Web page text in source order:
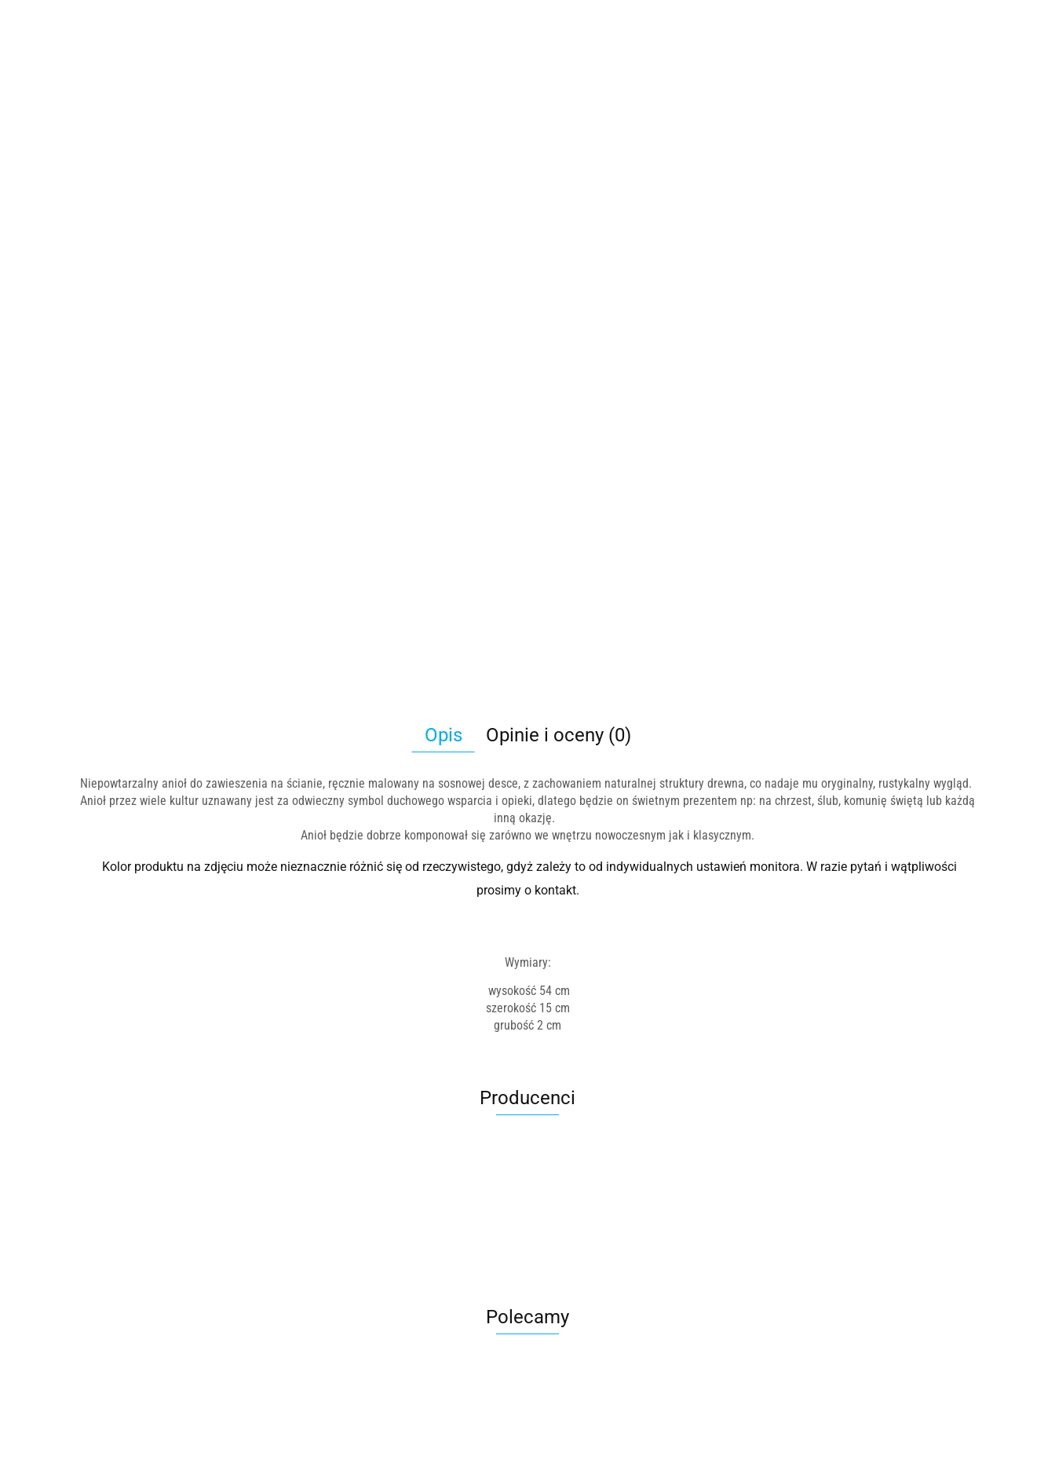
Opis Opinie i oceny (0)
Niepowtarzalny anioł do zawieszenia na ścianie, ręcznie malowany na sosnowej desce, z zachowaniem naturalnej struktury drewna, co nadaje mu oryginalny, rustykalny wygląd.
Anioł przez wiele kultur uznawany jest za odwieczny symbol duchowego wsparcia i opieki, dlatego będzie on świetnym prezentem np: na chrzest, ślub, komunię świętą lub każdą
inną okazję.
Anioł będzie dobrze komponował się zarówno we wnętrzu nowoczesnym jak i klasycznym.
Kolor produktu na zdjęciu może nieznacznie różnić się od rzeczywistego, gdyż zależy to od indywidualnych ustawień monitora. W razie pytań i wątpliwości
prosimy o kontakt.
Wymiary:
wysokość 54 cm
szerokość 15 cm
grubość 2 cm
Producenci
Polecamy